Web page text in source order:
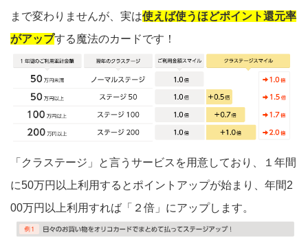
まで変わりませんが、実は使えば使うほどポイント還元率
がアップする魔法のカードです！
「クラステージ」と言うサービスを用意しており、１年間
に50万円以上利用するとポイントアップが始まり、年間2
00万円以上利用すれば「２倍」にアップします。